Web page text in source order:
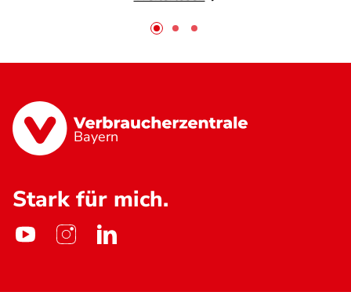
Bayern
Stark für mich.